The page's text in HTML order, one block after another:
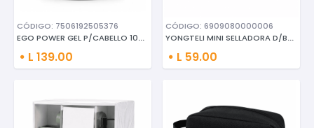
CÓDIGO: 7506192505376
EGO POWER GEL P/CABELLO 1000 M
L 139.00
CÓDIGO: 6909080000006
YONGTELI MINI SELLADORA D/BOLS
L 59.00